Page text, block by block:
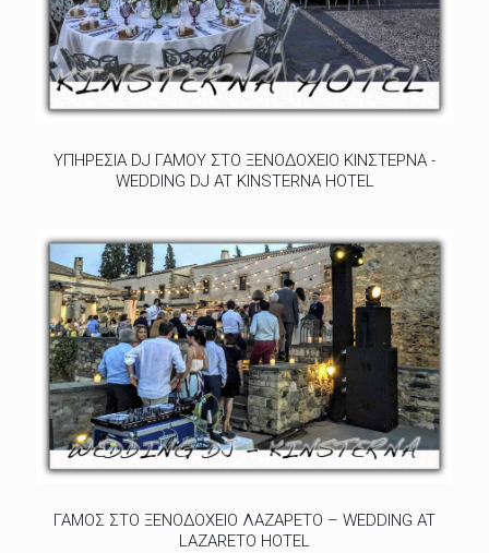
ΥΠΗΡΕΣΙΑ DJ ΓΑΜΟΥ ΣΤΟ ΞΕΝΟΔΟΧΕΙΟ ΚΙΝΣΤΕΡΝΑ -
WEDDING DJ AT KINSTERNA HOTEL
ΓΑΜΟΣ ΣΤΟ ΞΕΝΟΔΟΧΕΙΟ ΛΑΖΑΡΕΤΟ – WEDDING AT
LAZARETO HOTEL